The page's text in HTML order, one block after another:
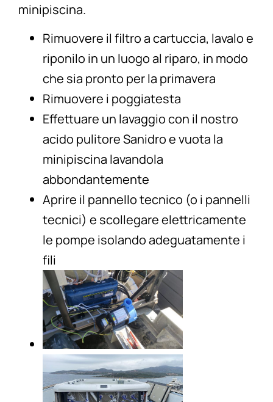
minipiscina.
Rimuovere il filtro a cartuccia, lavalo e
riponilo in un luogo al riparo, in modo
che sia pronto per la primavera
Rimuovere i poggiatesta
Effettuare un lavaggio con il nostro
acido pulitoreSanidroe vuota la
minipiscina lavandola
abbondantemente
Aprire il pannello tecnico (o i pannelli
tecnici) e scollegare elettricamente
le pompe isolando adeguatamente i
fili